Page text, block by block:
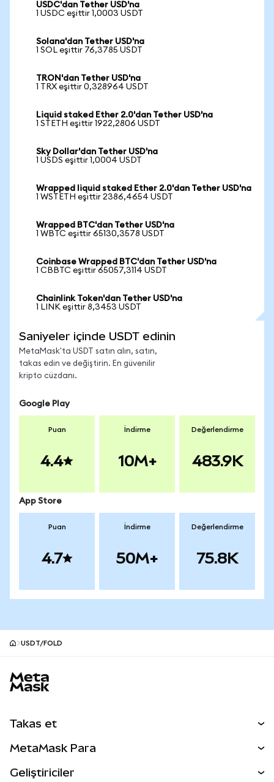
USDC'dan Tether USD'na
1 USDC eşittir 1,0003 USDT
Solana'dan Tether USD'na
1 SOL eşittir 76,3785 USDT
TRON'dan Tether USD'na
1 TRX eşittir 0,328964 USDT
Liquid staked Ether 2.0'dan Tether USD'na
1 STETH eşittir 1922,2806 USDT
Sky Dollar'dan Tether USD'na
1 USDS eşittir 1,0004 USDT
Wrapped liquid staked Ether 2.0'dan Tether USD'na
1 WSTETH eşittir 2386,4654 USDT
Wrapped BTC'dan Tether USD'na
1 WBTC eşittir 65130,3578 USDT
Coinbase Wrapped BTC'dan Tether USD'na
1 CBBTC eşittir 65057,3114 USDT
Chainlink Token'dan Tether USD'na
1 LINK eşittir 8,3453 USDT
Saniyeler içinde USDT edinin
MetaMask'ta USDT satın alın, satın,
takas edin ve değiştirin. En güvenilir
kripto cüzdanı.
Google Play
Puan
4.4
İndirme
10M+
Değerlendirme
483.9K
App Store
Puan
4.7
İndirme
50M+
Değerlendirme
75.8K
USDT/FOLD
Takas et
MetaMask Para
Geliştiriciler